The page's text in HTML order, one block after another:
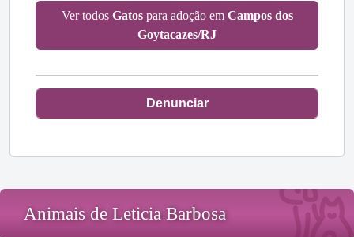
Ver todos Gatospara adoção em Campos dos
Goytacazes/RJ
Denunciar
Animais de Leticia Barbosa